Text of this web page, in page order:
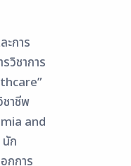
ะการ
วิชาการ
าชีพ
and
ก
กการ